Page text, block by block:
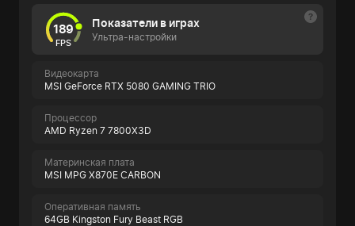
189
FPS
Показатели в играх
Ультра-настройки
Видеокарта
MSI GeForce RTX 5080 GAMING TRIO
Процессор
AMD Ryzen 7 7800X3D
Материнская плата
MSI MPG X870E CARBON
Оперативная память
64GB Kingston Fury Beast RGB